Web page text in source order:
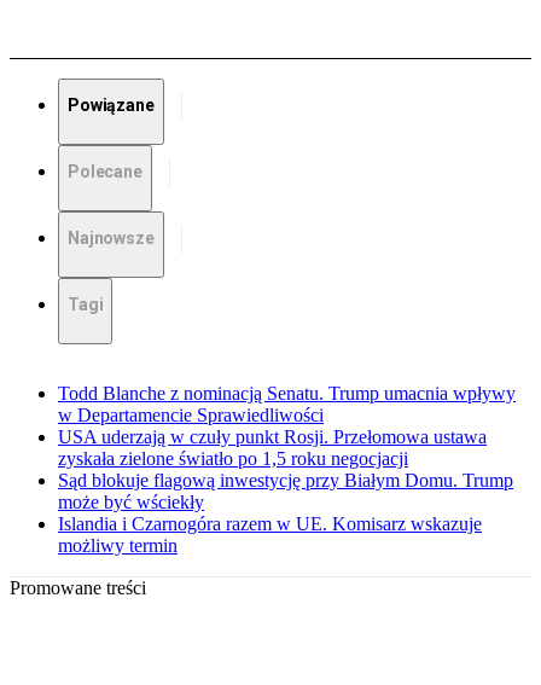
Powiązane
Polecane
Najnowsze
Tagi
Todd Blanche z nominacją Senatu. Trump umacnia wpływy
w Departamencie Sprawiedliwości
USA uderzają w czuły punkt Rosji. Przełomowa ustawa
zyskała zielone światło po 1,5 roku negocjacji
Sąd blokuje flagową inwestycję przy Białym Domu. Trump
może być wściekły
Islandia i Czarnogóra razem w UE. Komisarz wskazuje
możliwy termin
Promowane treści